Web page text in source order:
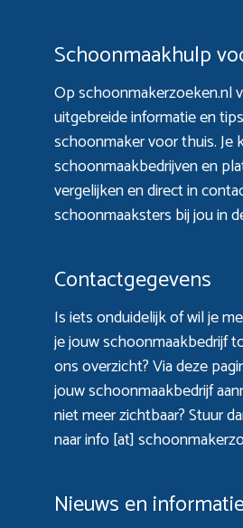
Schoonmaakhulp
Op schoonmakerzoeken.nl
uitgebreide informatie en
schoonmaker voor thuis. Je
schoonmaakbedrijven en
vergelijken en direct in
schoonmaaksters bij jou in
Contactgegevens
Is iets onduidelijk of wil je
je jouw schoonmaakbedrijf
ons overzicht? Viadeze
jouw schoonmaakbedrijf
niet meer zichtbaar? Stuur
naar info [at]
Nieuws en